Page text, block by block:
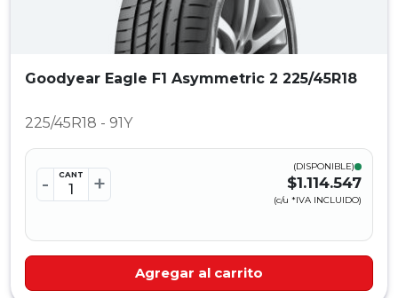
Goodyear Eagle F1 Asymmetric 2 225/45R18
225/45R18 - 91Y
- CANT +
(DISPONIBLE)
$1.114.547
(c/u *IVA INCLUIDO)
Agregar al carrito